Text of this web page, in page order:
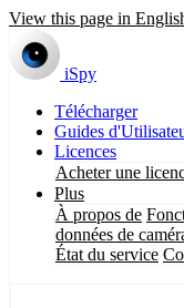
View this page in
iSpy
Télécharger
Guides
Licences
Acheter une
Plus
À propos de
données de
État du service